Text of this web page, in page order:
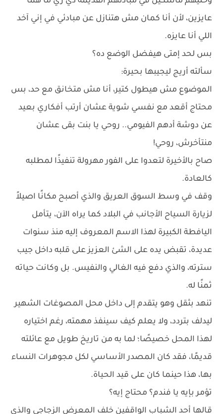
عايزين، لأن أنا كمان مش هتنازل عن مبادئي في إني آخد
اللي أنا عايزه.
بس لحد إمتى هيفضل الوضع ده؟
سألته أريج ليجيبها بحيرة:
الموضوع مش هيطول كتير، أنا مش متخانق مع حد، بس
محتاج أقعد مع نفسي شوية عشان أرتب أفكاري بعيد
عن دوشة أدهم الفيومي.. روحي يا بنت بقى عشان
منتأخرش، روحي!
صاح بالأخيرة لتعدوا على الفور مهرولة تنفيذًا لمطلبه
كالعادة.
وقف في وسط السوق العريق والذي أصبح مكانًا اصيلاً
لزيارة السياح الأجانب في البلاد كما يراه الآن، يتأمل
اليافطة الكبيرة لهذا الاسم المعروف إليه منذ سنوات
عديدة، تقبض يده على الشئ العزيز على قلبه داخل جيب
سترته، والذي دفع فيه الغالي والنفيس. بل وكانت حياته
ثمنًا له.
تنهد بثقل وهو يتقدم إلى داخل محل المصوغات الشهير
ليدلف بتردد، ولا يعلم كيف سينفذ مهمته، رغم اختياره
لهذا المحل خصيصًا؛ لما به من تاريخ طويل مع عائلته
قديمًا، فقد كان المصدر الأساسي لكل مجوهرات النساء
بها، هذا حينما كان على قيد الحياة.
تؤمر بإيه يا فندم؟ محتاج إيه؟
قالها أحد الشباب الواقفين خلف المعرض الزجاجي والذي